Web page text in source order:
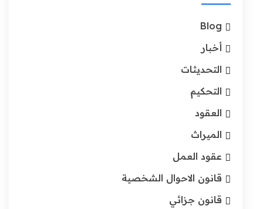
Blog
أخبار
التحديثات
التحكيم
العقود
الميراث
عقود العمل
قانون الاحوال الشخصية
قانون جزائي